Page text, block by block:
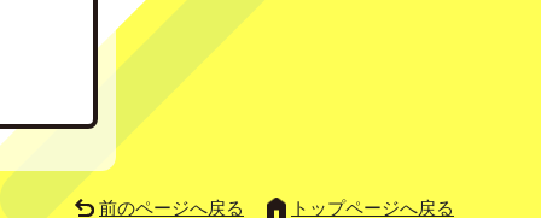
前のページへ戻る トップページへ戻る